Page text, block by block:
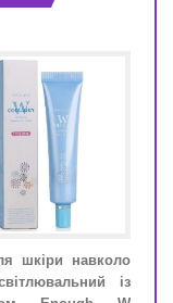
шкіри навколо
із